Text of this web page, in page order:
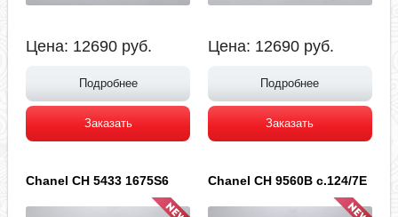
Цена: 12690 руб.
Подробнее
Заказать
Цена: 12690 руб.
Подробнее
Заказать
Chanel CH 5433 1675S6 Chanel CH 9560B c.124/7E